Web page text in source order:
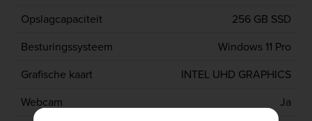
Opslagcapaciteit
256 GB SSD
Besturingssysteem
Windows 11 Pro
Grafische kaart
INTEL UHD GRAPHICS
Webcam
Ja